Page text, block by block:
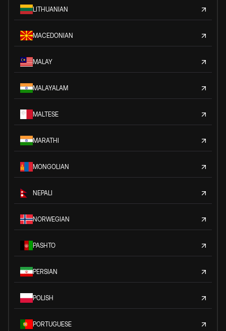
LITHUANIAN
MACEDONIAN
MALAY
MALAYALAM
MALTESE
MARATHI
MONGOLIAN
NEPALI
NORWEGIAN
PASHTO
PERSIAN
POLISH
PORTUGUESE